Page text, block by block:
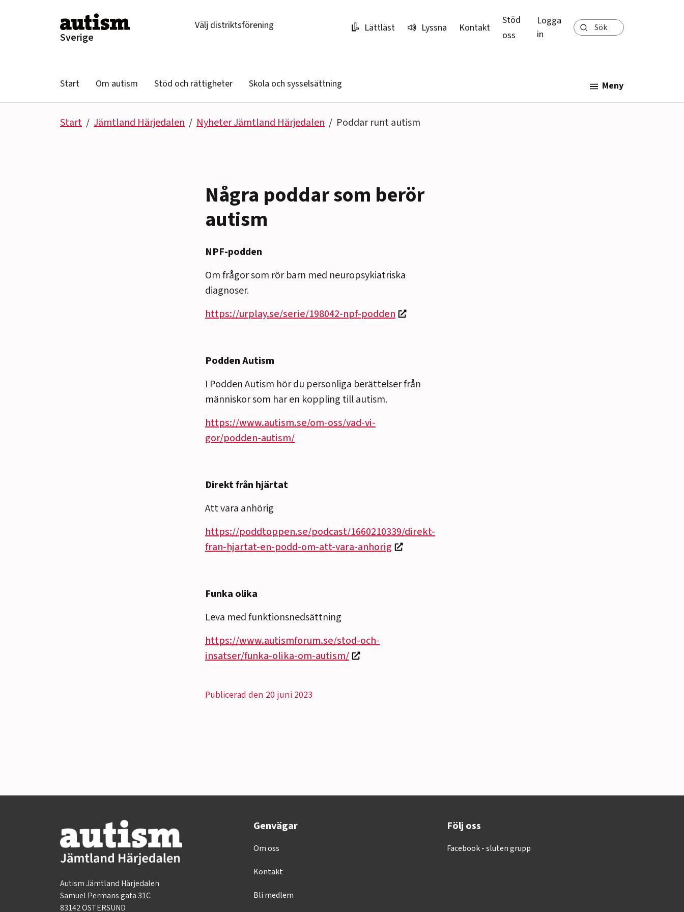
Sverige
Välj distriktsförening Lättläst Lyssna Kontakt
Stöd
oss
Logga
in
Sök
Start Om autism Stöd och rättigheter Skola och sysselsättning Meny
Start Jämtland Härjedalen Nyheter Jämtland Härjedalen Poddar runt autism
Några poddar som berör
autism
NPF-podden
Om frågor som rör barn med neuropsykiatriska
diagnoser.
https://urplay.se/serie/198042-npf-podden
Podden Autism
I Podden Autism hör du personliga berättelser från
människor som har en koppling till autism.
https://www.autism.se/om-oss/vad-vi-
gor/podden-autism/
Direkt från hjärtat
Att vara anhörig
https://poddtoppen.se/podcast/1660210339/direkt-
fran-hjartat-en-podd-om-att-vara-anhorig
Funka olika
Leva med funktionsnedsättning
https://www.autismforum.se/stod-och-
insatser/funka-olika-om-autism/
Publicerad den 20 juni 2023
Autism Jämtland Härjedalen
Samuel Permans gata 31C
83142 ÖSTERSUND
Genvägar
Om oss
Kontakt
Bli medlem
Följ oss
Facebook - sluten grupp